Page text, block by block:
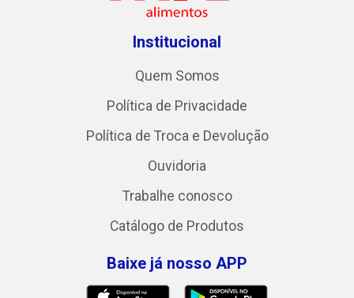
Institucional
Quem Somos
Política de Privacidade
Política de Troca e Devolução
Ouvidoria
Trabalhe conosco
Catálogo de Produtos
Baixe já nosso APP